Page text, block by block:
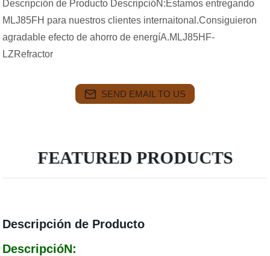
Descripción de Producto DescripcióN:Estamos entregando
MLJ85FH para nuestros clientes internaitonal.Consiguieron
agradable efecto de ahorro de energíA.MLJ85HF-
LZRefractor
SEND EMAIL TO US
FEATURED PRODUCTS
Descripción de Producto
DescripcióN: